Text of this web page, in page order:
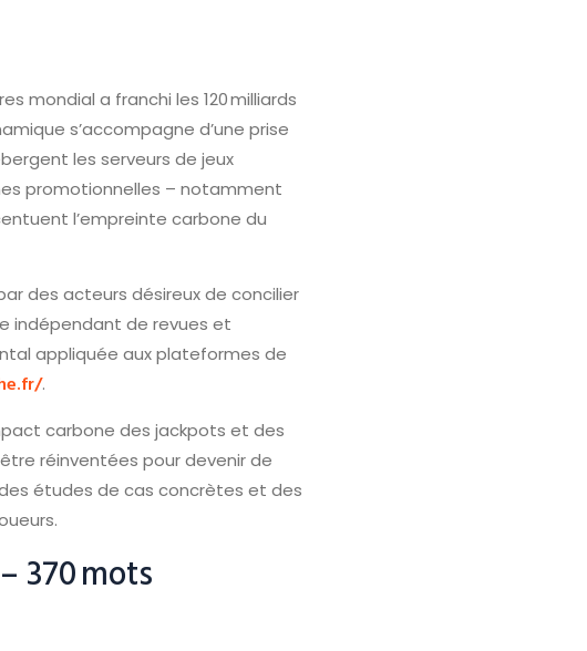
mondial a franchi les 120 milliards
s’accompagne d’une prise
les serveurs de jeux
promotionnelles – notamment
l’empreinte carbone du
des acteurs désireux de concilier
indépendant de revues et
appliquée aux plateformes de
.
carbone des jackpots et des
réinventées pour devenir de
études de cas concrètes et des
370 mots